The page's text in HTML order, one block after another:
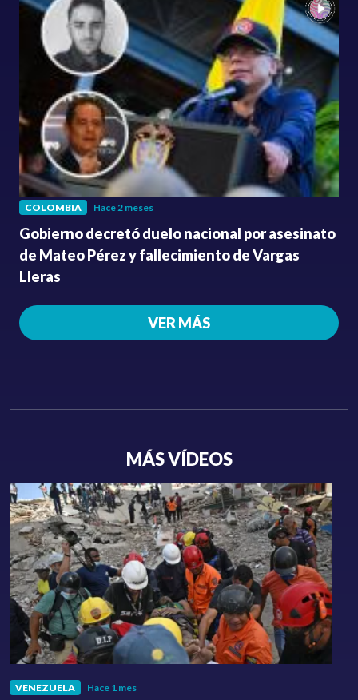
COLOMBIA Hace 2 meses
Gobierno decretó duelo nacional por asesinato
de Mateo Pérez y fallecimiento de Vargas
Lleras
VER MÁS
MÁS VÍDEOS
VENEZUELA Hace 1 mes